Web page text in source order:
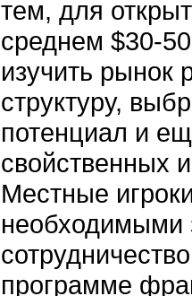
тем, для
среднем $30-
изучить рынок
структуру,
потенциал и
свойственных
Местные
необходимыми
программе